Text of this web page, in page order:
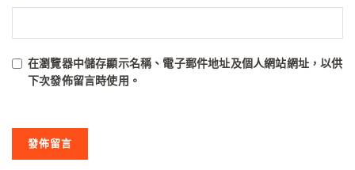
在瀏覽器中儲存顯示名稱、電子郵件地址及個人網站網址，以供
下次發佈留言時使用。